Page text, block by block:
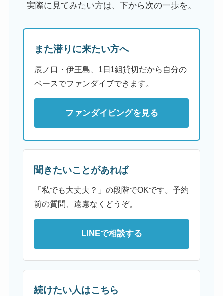
実際に見てみたい方は、下から次の一歩を。
また潜りに来たい方へ
辰ノ口・伊王島、1日1組貸切だから自分の
ペースでファンダイブできます。
ファンダイビングを見る
聞きたいことがあれば
「私でも大丈夫？」の段階でOKです。予約
前の質問、遠慮なくどうぞ。
LINEで相談する
続けたい人はこちら